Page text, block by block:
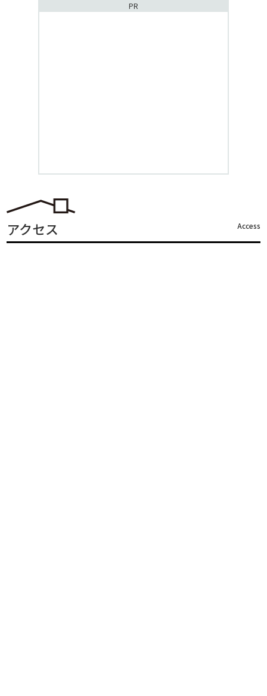
PR
アクセス Access